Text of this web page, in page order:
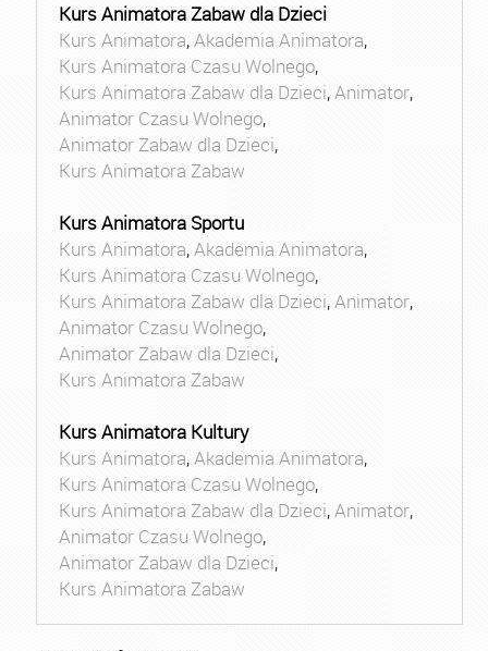
Kurs Animatora Zabaw dla Dzieci
Kurs Animatora,Akademia Animatora,
Kurs Animatora Czasu Wolnego,
Kurs Animatora Zabaw dla Dzieci,Animator,
Animator Czasu Wolnego,
Animator Zabaw dla Dzieci,
Kurs Animatora Zabaw
Kurs Animatora Sportu
Kurs Animatora,Akademia Animatora,
Kurs Animatora Czasu Wolnego,
Kurs Animatora Zabaw dla Dzieci,Animator,
Animator Czasu Wolnego,
Animator Zabaw dla Dzieci,
Kurs Animatora Zabaw
Kurs Animatora Kultury
Kurs Animatora,Akademia Animatora,
Kurs Animatora Czasu Wolnego,
Kurs Animatora Zabaw dla Dzieci,Animator,
Animator Czasu Wolnego,
Animator Zabaw dla Dzieci,
Kurs Animatora Zabaw